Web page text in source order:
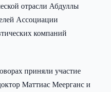
отрасли Абдуллы
Ассоциации
компаний
приняли участие
Маттиас Меерганс и